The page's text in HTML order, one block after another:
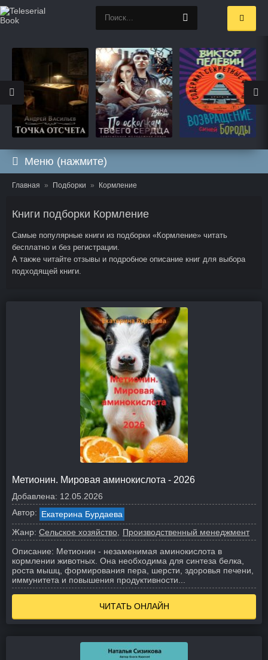
Меню (нажмите)
Главная Подборки Кормление
Книги подборки Кормление
Самые популярные книги из подборки «Кормление» читать
бесплатно и без регистрации.
А также читайте отзывы и подробное описание книг для выбора
подходящей книги.
Метионин. Мировая аминокислота - 2026
Добавлена: 12.05.2026
Автор: Екатерина Бурдаева
Жанр: Сельское хозяйство
Производственный менеджмент
Описание: Метионин - незаменимая аминокислота в
кормлении животных. Она необходима для синтеза белка,
роста мышц, формирования пера, шерсти, здоровья печени,
иммунитета и повышения продуктивности...
ЧИТАТЬ ОНЛАЙН